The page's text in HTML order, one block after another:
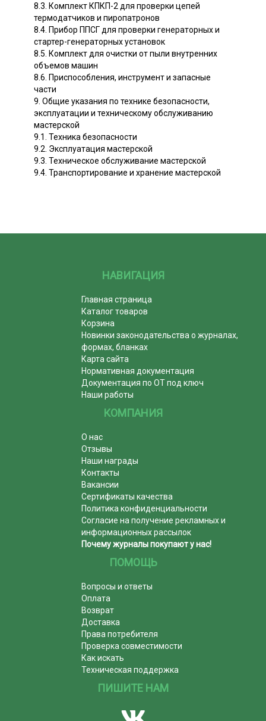
8.3. Комплект КПКП-2 для проверки цепей
термодатчиков и пиропатронов
8.4. Прибор ППСГ для проверки генераторных и
стартер-генераторных установок
8.5. Комплект для очистки от пыли внутренних
объемов машин
8.6. Приспособления, инструмент и запасные
части
9. Общие указания по технике безопасности,
эксплуатации и техническому обслуживанию
мастерской
9.1. Техника безопасности
9.2. Эксплуатация мастерской
9.3. Техническое обслуживание мастерской
9.4. Транспортирование и хранение мастерской
НАВИГАЦИЯ
Главная страница
Каталог товаров
Корзина
Новинки законодательства о журналах,
формах, бланках
Карта сайта
Нормативная документация
Документация по ОТ под ключ
Наши работы
КОМПАНИЯ
О нас
Отзывы
Наши награды
Контакты
Вакансии
Сертификаты качества
Политика конфиденциальности
Согласие на получение рекламных и
информационных рассылок
Почему журналы покупают у нас!
ПОМОЩЬ
Вопросы и ответы
Оплата
Возврат
Доставка
Права потребителя
Проверка совместимости
Как искать
Техническая поддержка
ПИШИТЕ НАМ